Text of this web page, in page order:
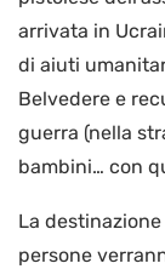
arrivata in
di aiuti
Belvedere e
guerra (nella
bambini… con
La
persone